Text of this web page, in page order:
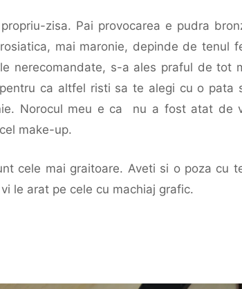
zisa. Pai provocarea e pudra
mai maronie, depinde de tenul
nerecomandate, s-a ales praful de tot
ca altfel risti sa te alegi cu o pata
Norocul meu e ca nu a fost atat de
make-up.
cele mai graitoare. Aveti si o poza cu
le arat pe cele cu machiaj grafic.